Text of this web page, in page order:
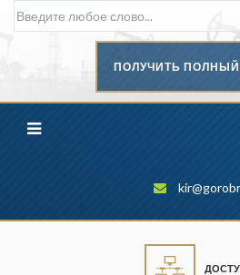
ПОЛУЧИТЬ ПОЛНЫЙ